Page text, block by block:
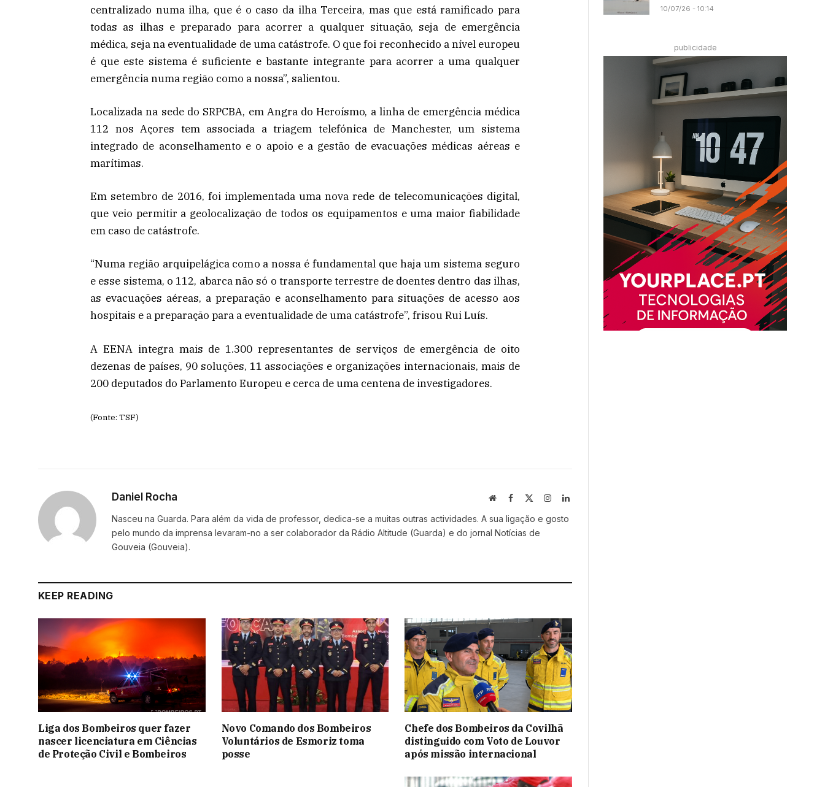
centralizado numa ilha, que é o caso da ilha Terceira, mas que está ramificado para
todas as ilhas e preparado para acorrer a qualquer situação, seja de emergência
médica, seja na eventualidade de uma catástrofe. O que foi reconhecido a nível europeu
é que este sistema é suficiente e bastante integrante para acorrer a uma qualquer
emergência numa região como a nossa”, salientou.
Localizada na sede do SRPCBA, em Angra do Heroísmo, a linha de emergência médica
112 nos Açores tem associada a triagem telefónica de Manchester, um sistema
integrado de aconselhamento e o apoio e a gestão de evacuações médicas aéreas e
marítimas.
Em setembro de 2016, foi implementada uma nova rede de telecomunicações digital,
que veio permitir a geolocalização de todos os equipamentos e uma maior fiabilidade
em caso de catástrofe.
“Numa região arquipelágica como a nossa é fundamental que haja um sistema seguro
e esse sistema, o 112, abarca não só o transporte terrestre de doentes dentro das ilhas,
as evacuações aéreas, a preparação e aconselhamento para situações de acesso aos
hospitais e a preparação para a eventualidade de uma catástrofe”, frisou Rui Luís.
A EENA integra mais de 1.300 representantes de serviços de emergência de oito
dezenas de países, 90 soluções, 11 associações e organizações internacionais, mais de
200 deputados do Parlamento Europeu e cerca de uma centena de investigadores.
(Fonte: TSF)
Daniel Rocha WebsiteFacebook InstagramLinkedIn
Nasceu na Guarda. Para além da vida de professor, dedica-se a muitas outras actividades. A sua ligação e gosto
pelo mundo da imprensa levaram-no a ser colaborador da Rádio Altitude (Guarda) e do jornal Notícias de
Gouveia (Gouveia).
KEEP READING
Liga dos Bombeiros quer fazer
nascer licenciatura em Ciências
de Proteção Civil e Bombeiros
Novo Comando dos Bombeiros
Voluntários de Esmoriz toma
posse
Chefe dos Bombeiros da Covilhã
distinguido com Voto de Louvor
após missão internacional
10/07/26 - 10:14
publicidade